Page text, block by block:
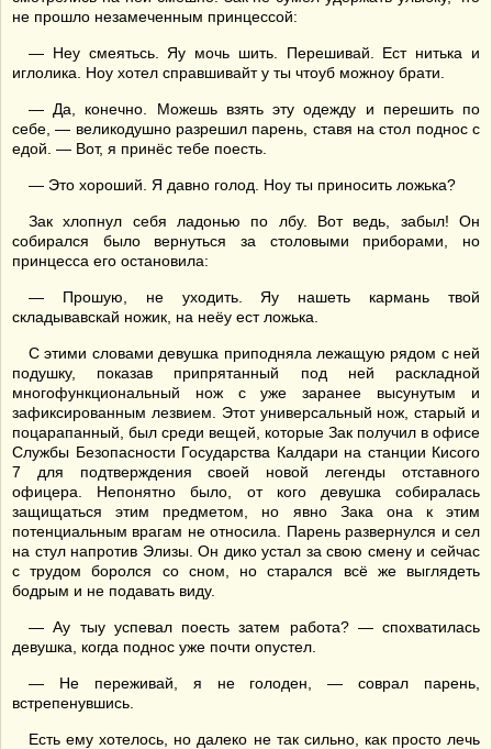
не прошло незамеченным принцессой:
— Неу смеятьсь. Яу мочь шить. Перешивай. Ест нитька и
иглолика. Ноу хотел справшивайт у ты чтоуб можноу брати.
— Да, конечно. Можешь взять эту одежду и перешить по
себе, — великодушно разрешил парень, ставя на стол поднос с
едой. — Вот, я принёс тебе поесть.
— Это хороший. Я давно голод. Ноу ты приносить ложька?
Зак хлопнул себя ладонью по лбу. Вот ведь, забыл! Он
собирался было вернуться за столовыми приборами, но
принцесса его остановила:
— Прошую, не уходить. Яу нашеть кармань твой
складывавскай ножик, на неёу ест ложька.
С этими словами девушка приподняла лежащую рядом с ней
подушку, показав припрятанный под ней раскладной
многофункциональный нож с уже заранее высунутым и
зафиксированным лезвием. Этот универсальный нож, старый и
поцарапанный, был среди вещей, которые Зак получил в офисе
Службы Безопасности Государства Калдари на станции Кисого
7 для подтверждения своей новой легенды отставного
офицера. Непонятно было, от кого девушка собиралась
защищаться этим предметом, но явно Зака она к этим
потенциальным врагам не относила. Парень развернулся и сел
на стул напротив Элизы. Он дико устал за свою смену и сейчас
с трудом боролся со сном, но старался всё же выглядеть
бодрым и не подавать виду.
— Ау тыу успевал поесть затем работа? — спохватилась
девушка, когда поднос уже почти опустел.
— Не переживай, я не голоден, — соврал парень,
встрепенувшись.
Есть ему хотелось, но далеко не так сильно, как просто лечь